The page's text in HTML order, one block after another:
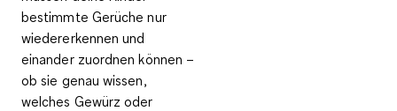
bestimmte Gerüche nur
wiedererkennen und
einander zuordnen können –
ob sie genau wissen,
welches Gewürz oder